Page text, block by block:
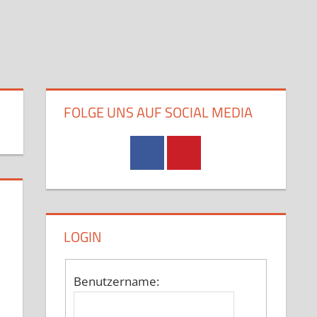
FOLGE UNS AUF SOCIAL MEDIA
LOGIN
Benutzername: